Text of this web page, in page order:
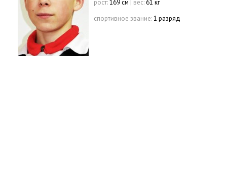
рост:169 см | вес:61 кг
спортивное звание:1 разряд